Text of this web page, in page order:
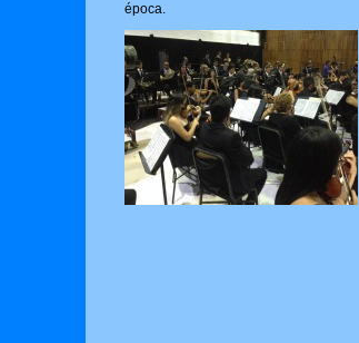
época.